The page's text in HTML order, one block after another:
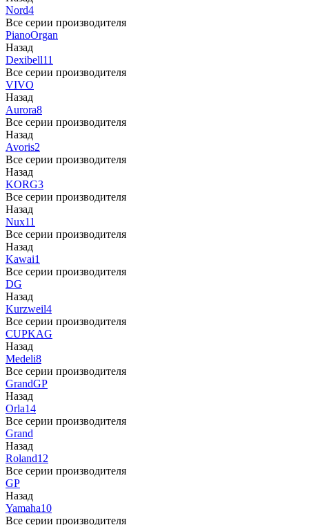
Nord4
Все серии производителя
PianoOrgan
Назад
Dexibell11
Все серии производителя
VIVO
Назад
Aurora8
Все серии производителя
Назад
Avoris2
Все серии производителя
Назад
KORG3
Все серии производителя
Назад
Nux11
Все серии производителя
Назад
Kawai1
Все серии производителя
DG
Назад
Kurzweil4
Все серии производителя
CUPKAG
Назад
Medeli8
Все серии производителя
GrandGP
Назад
Orla14
Все серии производителя
Grand
Назад
Roland12
Все серии производителя
GP
Назад
Yamaha10
Все серии производителя